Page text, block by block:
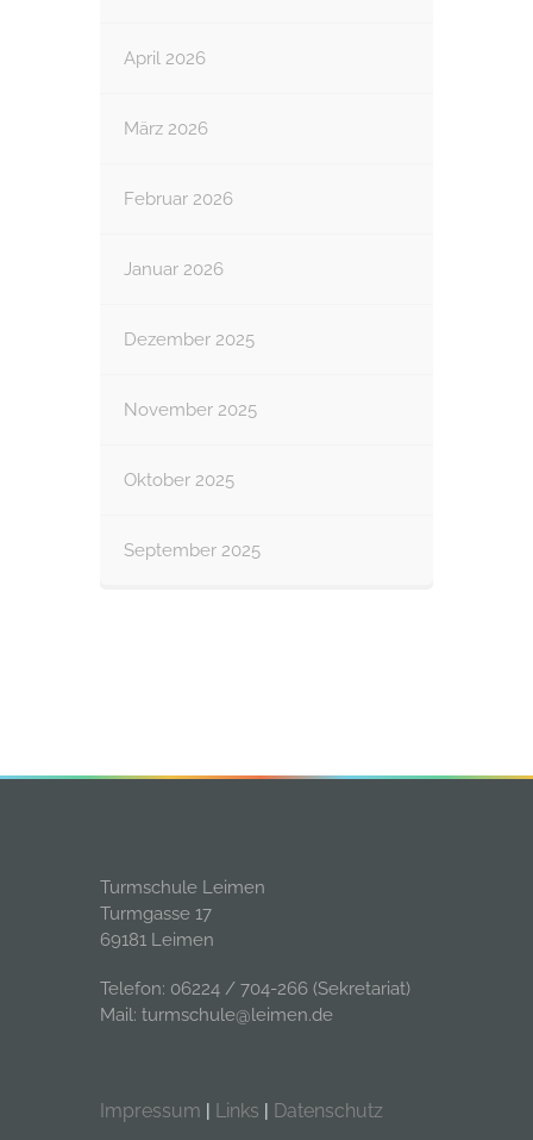
April 2026
März 2026
Februar 2026
Januar 2026
Dezember 2025
November 2025
Oktober 2025
September 2025
Turmschule Leimen
Turmgasse 17
69181 Leimen
Telefon: 06224 / 704-266 (Sekretariat)
Mail: turmschule@leimen.de
Impressum | Links | Datenschutz